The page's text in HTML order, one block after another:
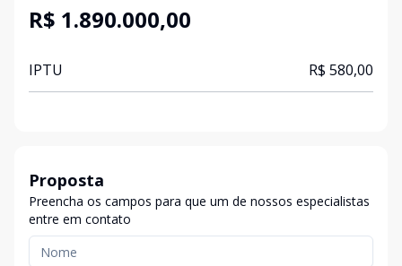
R$ 1.890.000,00
IPTU R$ 580,00
Proposta
Preencha os campos para que um de nossos especialistas
entre em contato